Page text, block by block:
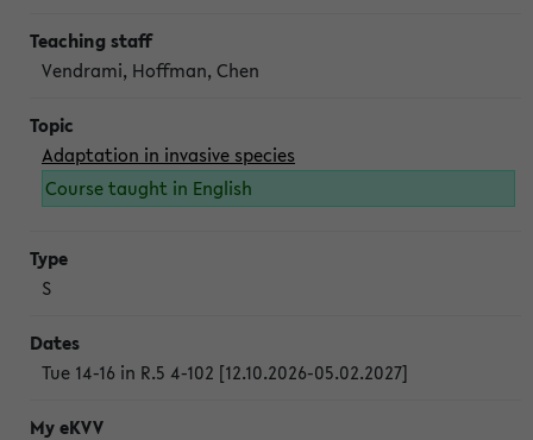
Vendrami, Hoffman, Chen
Adaptation in invasive species
Course taught in English
S
Tue 14-16 in R.5 4-102 [12.10.2026-05.02.2027]